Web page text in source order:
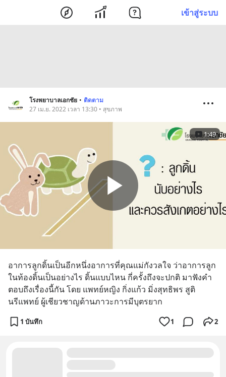
เข้าสู่ระบบ
โรงพยาบาลเอกชัย • ติดตาม
27 เม.ย. 2022 เวลา 13:30 • สุขภาพ
1:49
อาการลูกดิ้นเป็นอีกหนึ่งอาการที่คุณแม่กังวลใจ ว่าอาการลูก
ในท้องดิ้นเป็นอย่างไร ดิ้นแบบไหน กี่ครั้งถึงจะปกติ มาฟังคำ
ตอบถึงเรื่องนี้กัน โดย แพทย์หญิง กิ่งแก้ว มิ่งสุทธิพร สูติ
นรีแพทย์ ผู้เชียวชาญด้านภาวะการมีบุตรยาก
1 บันทึก 1 2